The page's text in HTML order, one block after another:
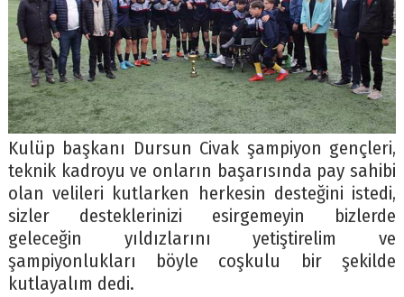
Kulüp başkanı Dursun Civak şampiyon gençleri,
teknik kadroyu ve onların başarısında pay sahibi
olan velileri kutlarken herkesin desteğini istedi,
sizler desteklerinizi esirgemeyin bizlerde
geleceğin yıldızlarını yetiştirelim ve
şampiyonlukları böyle coşkulu bir şekilde
kutlayalım dedi.